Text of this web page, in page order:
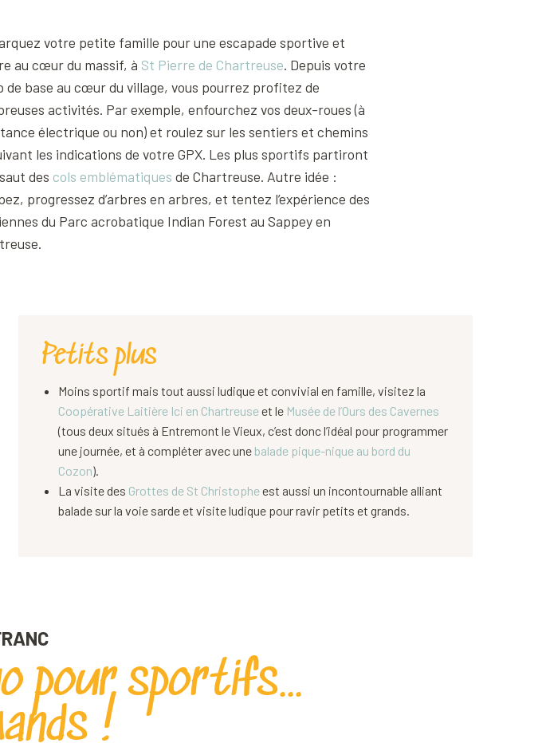
votre petite famille pour une escapade sportive et
au cœur du massif, à St Pierre de Chartreuse. Depuis votre
de base au cœur du village, vous pourrez profitez de
activités. Par exemple, enfourchez vos deux-roues (à
électrique ou non) et roulez sur les sentiers et chemins
les indications de votre GPX. Les plus sportifs partiront
des cols emblématiques de Chartreuse. Autre idée :
progressez d’arbres en arbres, et tentez l’expérience des
du Parc acrobatique Indian Forest au Sappey en
Petits plus
Moins sportif mais tout aussi ludique et convivial en famille, visitez la
Coopérative Laitière Ici en Chartreuseet le Musée de l’Ours des Cavernes
(tous deux situés à Entremont le Vieux, c’est donc l’idéal pour programmer
une journée, et à compléter avec une balade pique-nique au bord du
Cozon).
La visite des Grottes de St Christopheest aussi un incontournable alliant
balade sur la voie sarde et visite ludique pour ravir petits et grands.
pour sportifs...
!